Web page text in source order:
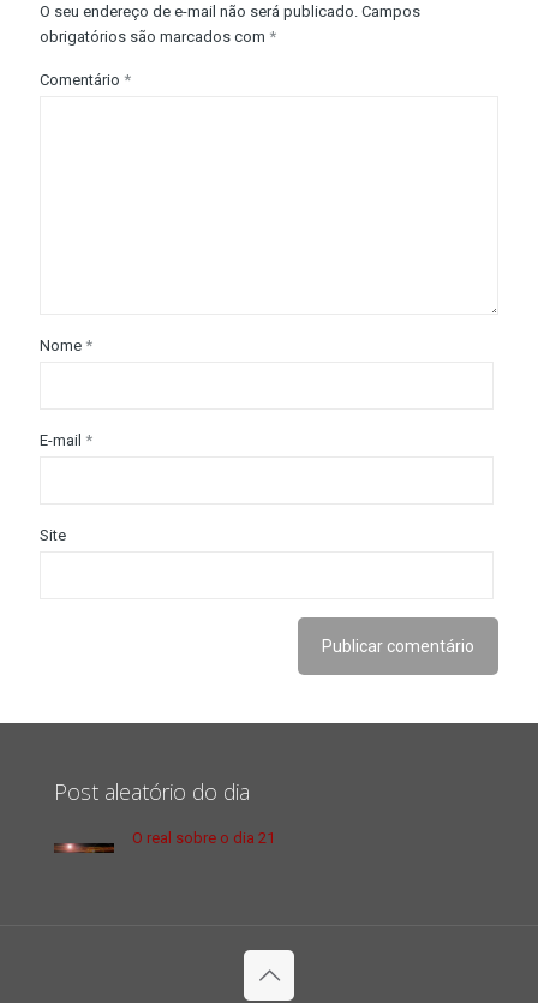
O seu endereço de e-mail não será publicado. Campos
obrigatórios são marcados com *
Comentário *
Nome *
E-mail *
Site
Post aleatório do dia
O real sobre o dia 21